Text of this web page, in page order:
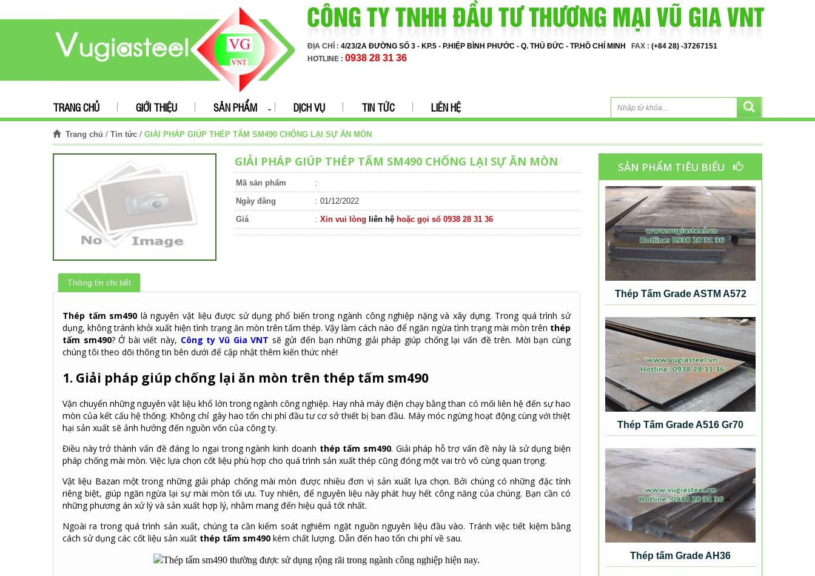
ĐỊA CHỈ : 4/23/2A ĐƯỜNG SỐ 3 - KP.5 - P.HIỆP BÌNH PHƯỚC - Q. THỦ ĐỨC - TP.HỒ CHÍ MINH FAX : (+84 28) -37267151
HOTLINE : 0938 28 31 36
TRANG CHỦ GIỚI THIỆU SẢN PHẨM DỊCH VỤ TIN TỨC LIÊN HỆ
Trang chủ / Tin tức / GIẢI PHÁP GIÚP THÉP TẤM SM490 CHỐNG LẠI SỰ ĂN MÒN
GIẢI PHÁP GIÚP THÉP TẤM SM490 CHỐNG LẠI SỰ ĂN MÒN
Mã sản phẩm
:
Ngày đăng
: 01/12/2022
Giá
: Xin vui lòng liên hệhoặc gọi số 0938 28 31 36
Thông tin chi tiết
Thép tấm sm490 là nguyên vật liệu được sử dụng phổ biến trong ngành công nghiệp nặng và xây dựng. Trong quá trình sử
dụng, không tránh khỏi xuất hiện tình trạng ăn mòn trên tấm thép. Vậy làm cách nào để ngăn ngừa tình trạng mài mòn trên thép
tấm sm490? Ở bài viết này, Công ty Vũ Gia VNT sẽ gửi đến bạn những giải pháp giúp chống lại vấn đề trên. Mời bạn cùng
chúng tôi theo dõi thông tin bên dưới để cập nhật thêm kiến thức nhé!
1. Giải pháp giúp chống lại ăn mòn trên thép tấm sm490
Vận chuyển những nguyên vật liệu khổ lớn trong ngành công nghiệp. Hay nhà máy điện chạy bằng than có mối liên hệ đến sự hao
mòn của kết cấu hệ thống. Không chỉ gây hao tổn chi phí đầu tư cơ sở thiết bị ban đầu. Máy móc ngừng hoạt động cùng với thiệt
hại sản xuất sẽ ảnh hưởng đến nguồn vốn của công ty.
Điều này trở thành vấn đề đáng lo ngại trong ngành kinh doanh thép tấm sm490. Giải pháp hỗ trợ vấn đề này là sử dụng biện
pháp chống mài mòn. Việc lựa chọn cốt liệu phù hợp cho quá trình sản xuất thép cũng đóng một vai trò vô cùng quan trọng.
Vật liệu Bazan một trong những giải pháp chống mài mòn được nhiều đơn vị sản xuất lựa chọn. Bởi chúng có những đặc tính
riêng biệt, giúp ngăn ngừa lại sự mài mòn tối ưu. Tuy nhiên, để nguyên liệu này phát huy hết công năng của chúng. Bạn cần có
những phương án xử lý và sản xuất hợp lý, nhằm mang đến hiệu quả tốt nhất.
Ngoài ra trong quá trình sản xuất, chúng ta cần kiểm soát nghiêm ngặt nguồn nguyên liệu đầu vào. Tránh việc tiết kiệm bằng
cách sử dụng các cốt liệu sản xuất thép tấm sm490 kém chất lượng. Dẫn đến hao tổn chi phí về sau.
SẢN PHẨM TIÊU BIỂU
Thép Tấm Grade ASTM A572
Gr50
Thép Tấm Grade A516 Gr70
Thép tấm Grade AH36